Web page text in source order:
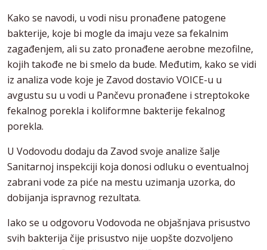
Kako se navodi, u vodi nisu pronađene patogene
bakterije, koje bi mogle da imaju veze sa fekalnim
zagađenjem, ali su zato pronađene aerobne mezofilne,
kojih takođe ne bi smelo da bude. Međutim, kako se vidi
iz analiza vode koje je Zavod dostavio VOICE-u u
avgustu su u vodi u Pančevu pronađene i streptokoke
fekalnog porekla i koliformne bakterije fekalnog
porekla.
U Vodovodu dodaju da Zavod svoje analize šalje
Sanitarnoj inspekciji koja donosi odluku o eventualnoj
zabrani vode za piće na mestu uzimanja uzorka, do
dobijanja ispravnog rezultata.
Iako se u odgovoru Vodovoda ne objašnjava prisustvo
svih bakterija čije prisustvo nije uopšte dozvoljeno